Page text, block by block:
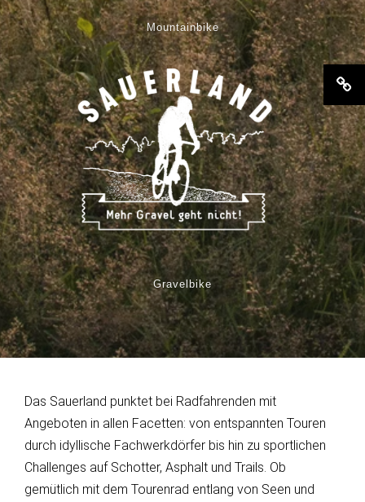
Mountainbike
Gravelbike
Das Sauerland punktet bei Radfahrenden mit
Angeboten in allen Facetten: von entspannten Touren
durch idyllische Fachwerkdörfer bis hin zu sportlichen
Challenges auf Schotter, Asphalt und Trails. Ob
gemütlich mit dem Tourenrad entlang von Seen und